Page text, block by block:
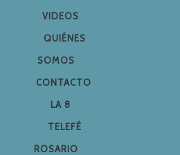
VIDEOS
QUIÉNES
SOMOS
CONTACTO
LA 8
TELEFÉ
ROSARIO